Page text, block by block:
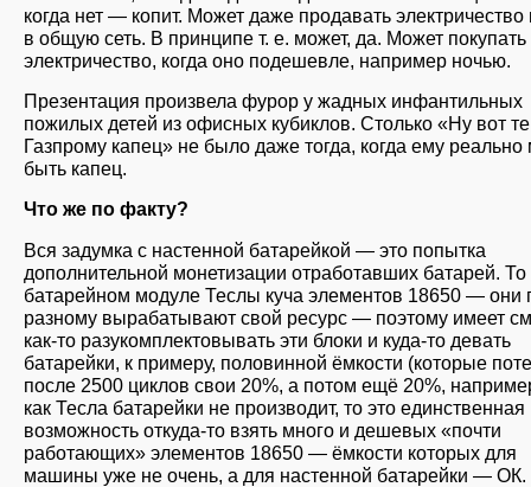
когда нет — копит. Может даже продавать электричество
в общую сеть. В принципе т. е. может, да. Может покупать
электричество, когда оно подешевле, например ночью.
Презентация произвела фурор у жадных инфантильных
пожилых детей из офисных кубиклов. Столько «Ну вот
Газпрому капец» не было даже тогда, когда ему реально
быть капец.
Что же по факту?
Вся задумка с настенной батарейкой — это попытка
дополнительной монетизации отработавших батарей. То
батарейном модуле Теслы куча элементов 18650 — они
разному вырабатывают свой ресурс — поэтому имеет
как-то разукомплектовывать эти блоки и куда-то девать
батарейки, к примеру, половинной ёмкости (которые
после 2500 циклов свои 20%, а потом ещё 20%,
как Тесла батарейки не производит, то это единственная
возможность откуда-то взять много и дешевых «почти
работающих» элементов 18650 — ёмкости которых для
машины уже не очень, а для настенной батарейки — ОК.